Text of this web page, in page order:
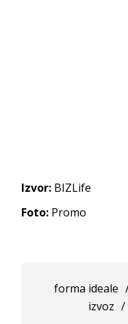
Izvor: BIZLife
Foto: Promo
forma ideale
izvoz /